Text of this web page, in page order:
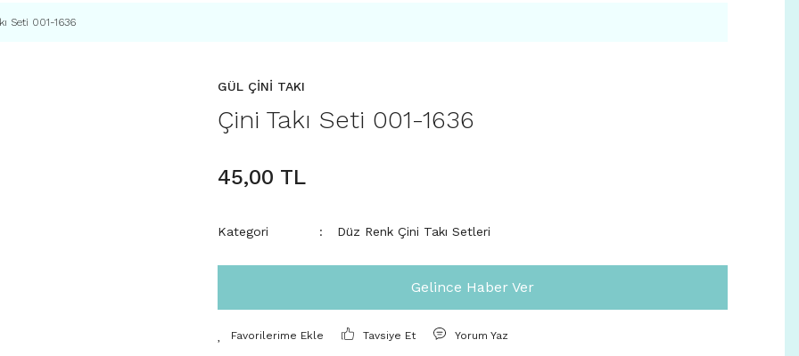
Seti 001-1636
GÜL ÇİNİ TAKI
Çini Takı Seti 001-1636
45,00 TL
Kategori Düz Renk Çini Takı Setleri
Gelince Haber Ver
Tavsiye Et Yorum Yaz